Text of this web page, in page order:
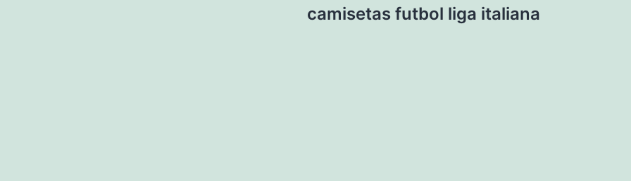
camisetas futbol liga italiana